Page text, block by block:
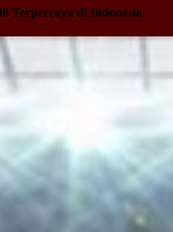
Terpercaya di Indonesia